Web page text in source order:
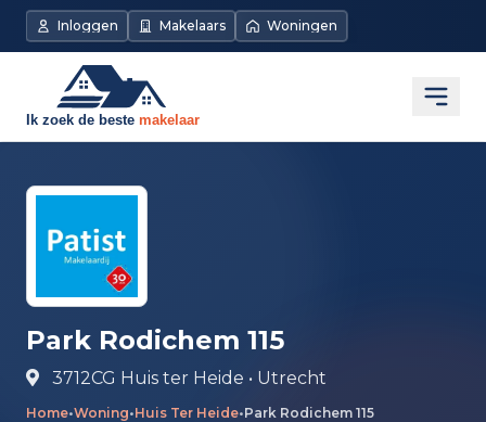
Direct naar de inhoud
Inloggen Makelaars Woningen
Park Rodichem 115
3712CG Huis ter Heide • Utrecht
Home•Woning•Huis Ter Heide•Park Rodichem 115